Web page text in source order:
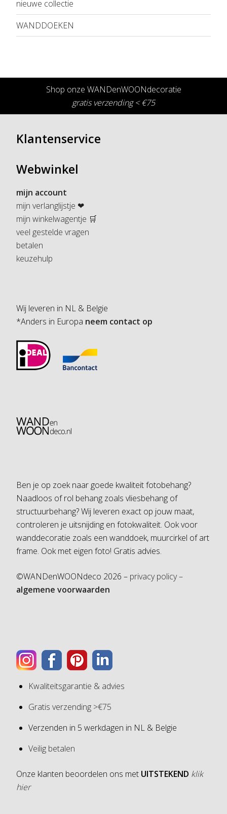
nieuwe collectie
WANDDOEKEN
Shop onze WANDenWOONdecoratie
gratis verzending < €75
Klantenservice
Webwinkel
mijn account
mijn verlanglijstje ❤
mijn winkelwagentje 🛒
veel gestelde vragen
betalen
keuzehulp
Wij leveren in NL & Belgie
*Anders in Europa neem contact op
Ben je op zoek naar goede kwaliteit fotobehang?
Naadloos of rol behang zoals vliesbehang of
structuurbehang? Wij leveren exact op jouw maat,
controleren je uitsnijding en fotokwaliteit. Ook voor
wanddecoratie zoals een wanddoek, muurcirkel of art
frame. Ook met eigen foto! Gratis advies.
©WANDenWOONdeco 2026 – privacy policy –
algemene voorwaarden
Kwaliteitsgarantie & advies
Gratis verzending >€75
Verzenden in 5 werkdagen in NL & Belgie
Veilig betalen
Onze klanten beoordelen ons met UITSTEKEND klik
hier